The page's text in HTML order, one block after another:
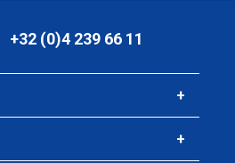
+32 (0)4 239 66 11